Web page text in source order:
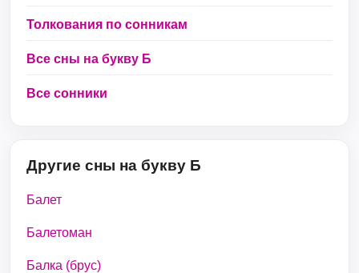
Толкования по сонникам
Все сны на букву Б
Все сонники
Другие сны на букву Б
Балет
Балетоман
Балка (брус)